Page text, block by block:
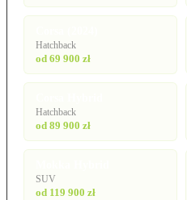
Hatchback
od 69 900 zł
Hatchback
od 89 900 zł
SUV
od 119 900 zł